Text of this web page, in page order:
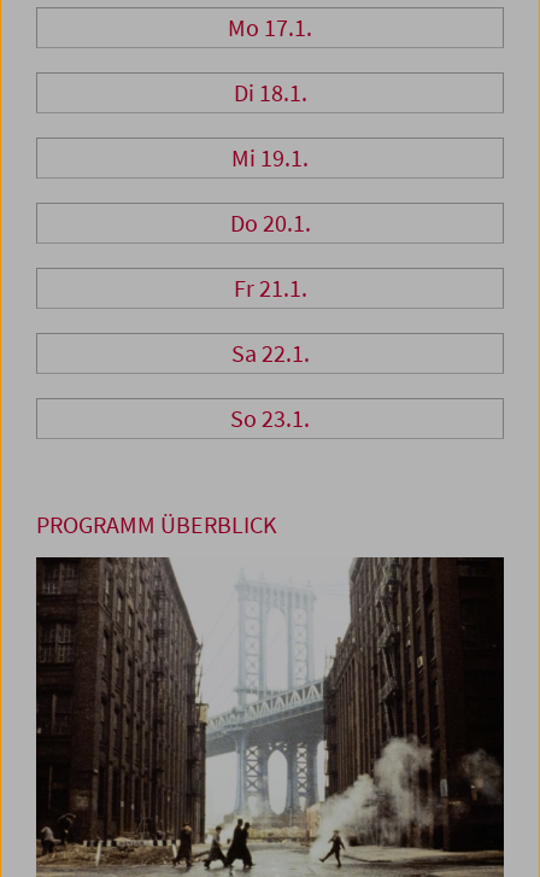
Mo 17.1.
Di 18.1.
Mi 19.1.
Do 20.1.
Fr 21.1.
Sa 22.1.
So 23.1.
PROGRAMM ÜBERBLICK